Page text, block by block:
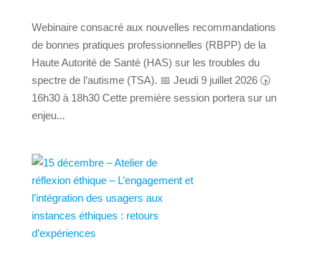
Webinaire consacré aux nouvelles recommandations
de bonnes pratiques professionnelles (RBPP) de la
Haute Autorité de Santé (HAS) sur les troubles du
spectre de l’autisme (TSA). 📅 Jeudi 9 juillet 2026 🕟
16h30 à 18h30 Cette première session portera sur un
enjeu...